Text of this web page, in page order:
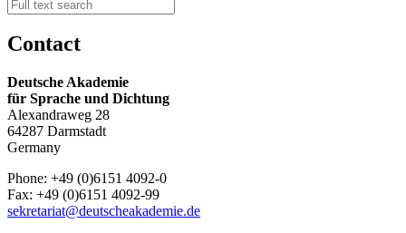
Contact
Deutsche Akademie
für Sprache und Dichtung
Alexandraweg 28
64287 Darmstadt
Germany
Phone: +49 (0)6151 4092-0
Fax: +49 (0)6151 4092-99
sekretariat@deutscheakademie.de